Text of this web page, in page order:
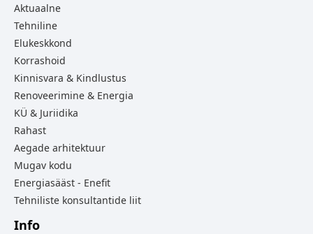
Aktuaalne
Tehniline
Elukeskkond
Korrashoid
Kinnisvara & Kindlustus
Renoveerimine & Energia
KÜ & Juriidika
Rahast
Aegade arhitektuur
Mugav kodu
Energiasääst - Enefit
Tehniliste konsultantide liit
Info